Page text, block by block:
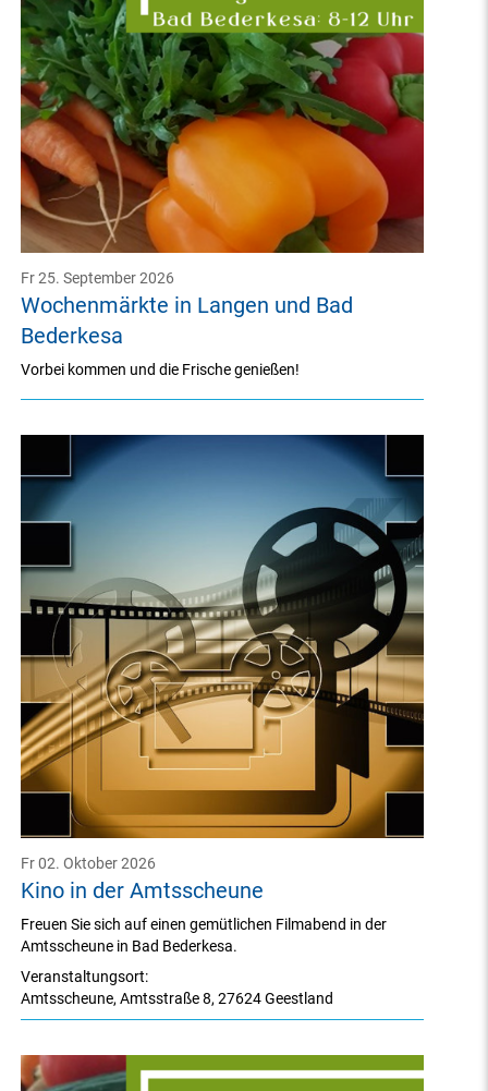
Wochenmärkte in Langen und Bad
Bederkesa
Fr 25. September 2026
Vorbei kommen und die Frische genießen!
Kino in der Amtsscheune
Fr 02. Oktober 2026
Veranstaltungsort:
Amtsscheune,Amtsstraße 8,27624 Geestland
Freuen Sie sich auf einen gemütlichen Filmabend in der
Amtsscheune in Bad Bederkesa.